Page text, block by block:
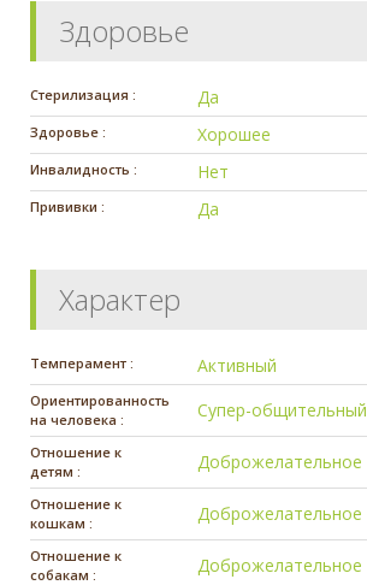
Здоровье
Стерилизация : Да
Здоровье : Хорошее
Инвалидность : Нет
Прививки : Да
Характер
Темперамент : Активный
Ориентированность
на человека :
Супер-общительный
Отношение к
детям :
Доброжелательное
Отношение к
кошкам :
Доброжелательное
Отношение к
собакам :
Доброжелательное